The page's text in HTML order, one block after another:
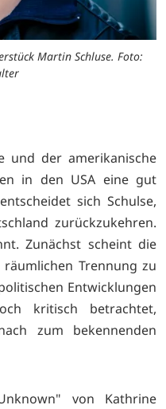
Martin Schluse. Foto:
und der amerikanische
in den USA eine gut
sich Schulse,
zurückzukehren.
Zunächst scheint die
Trennung zu
Entwicklungen
kritisch betrachtet,
zum bekennenden
von Kathrine